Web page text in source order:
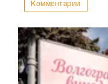
Комментарии